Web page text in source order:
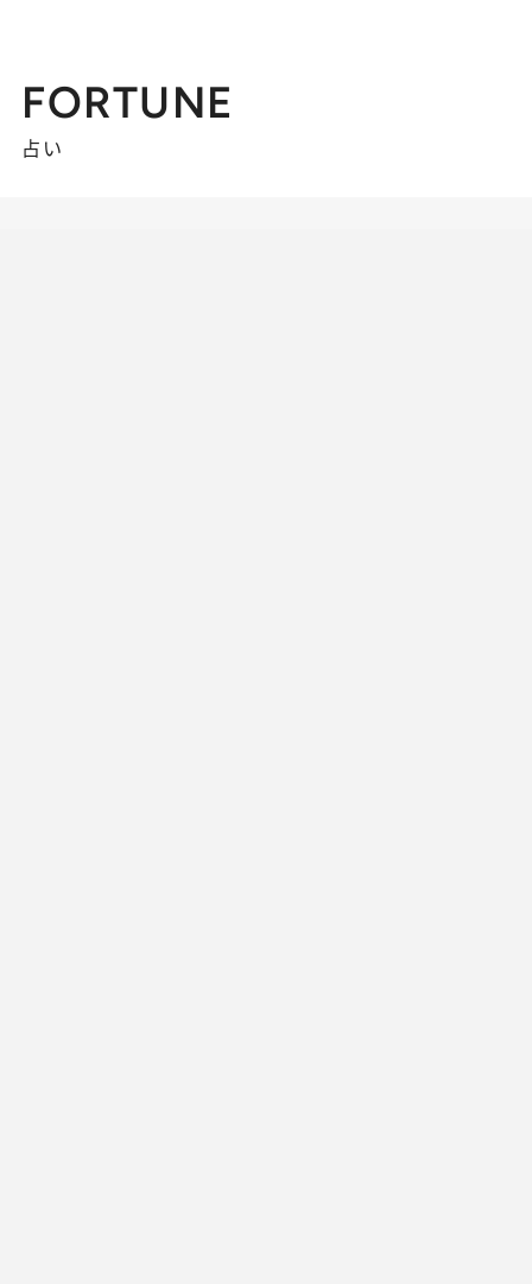
FORTUNE
占い